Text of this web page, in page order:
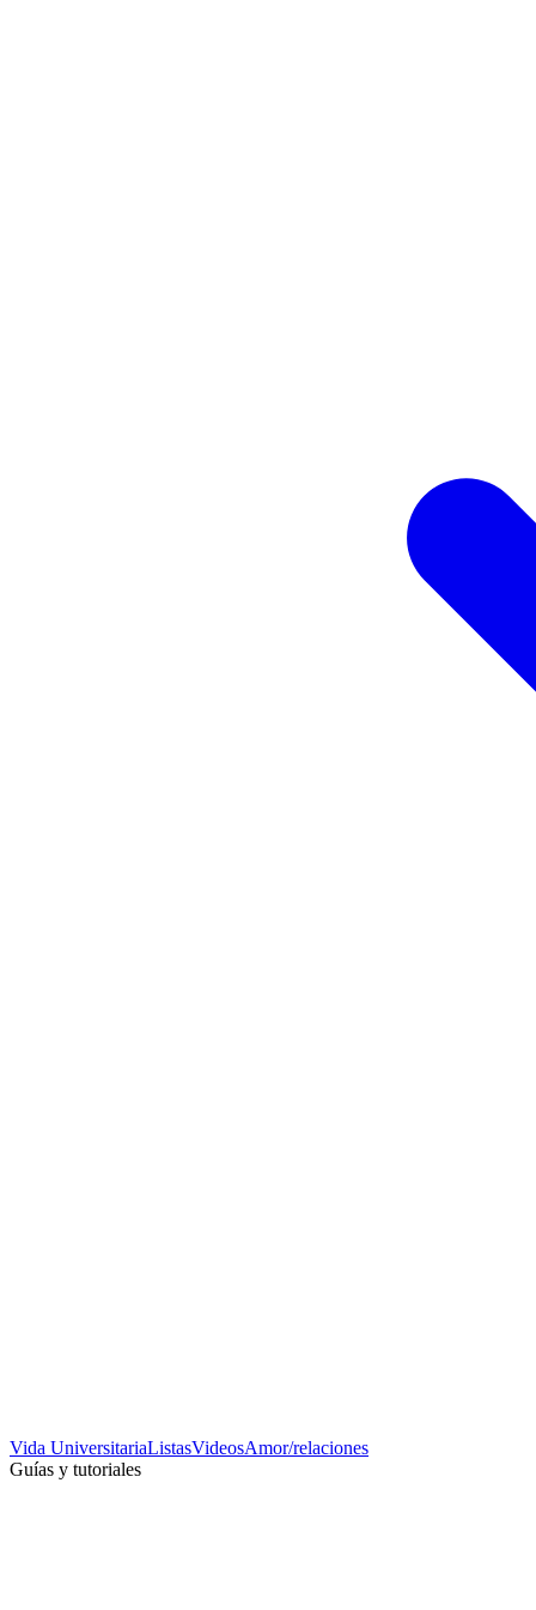
Vida UniversitariaListasVideosAmor/relaciones
Guías y tutoriales